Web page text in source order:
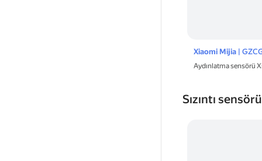
Xiaomi Mijia|
Aydınlatma sensörü
Sızıntı sensörü